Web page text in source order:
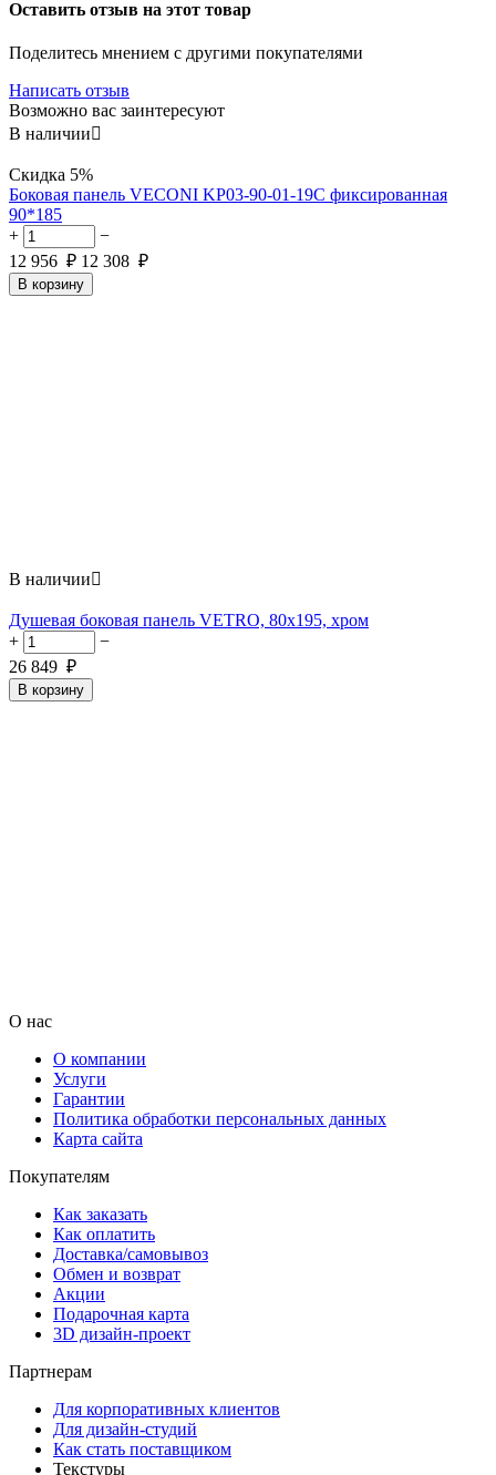
Оставить отзыв на этот товар
Поделитесь мнением с другими покупателями
Написать отзыв
Возможно вас заинтересуют
В наличии
Скидка 5%
Боковая панель VECONI KP03-90-01-19C фиксированная
90*185
+
−
12 956 ₽ 12 308 ₽
В корзину
В наличии
Душевая боковая панель VETRO, 80х195, хром
+
−
26 849 ₽
В корзину
О нас
О компании
Услуги
Гарантии
Политика обработки персональных данных
Карта сайта
Покупателям
Как заказать
Как оплатить
Доставка/самовывоз
Обмен и возврат
Акции
Подарочная карта
3D дизайн-проект
Партнерам
Для корпоративных клиентов
Для дизайн-студий
Как стать поставщиком
Текстуры